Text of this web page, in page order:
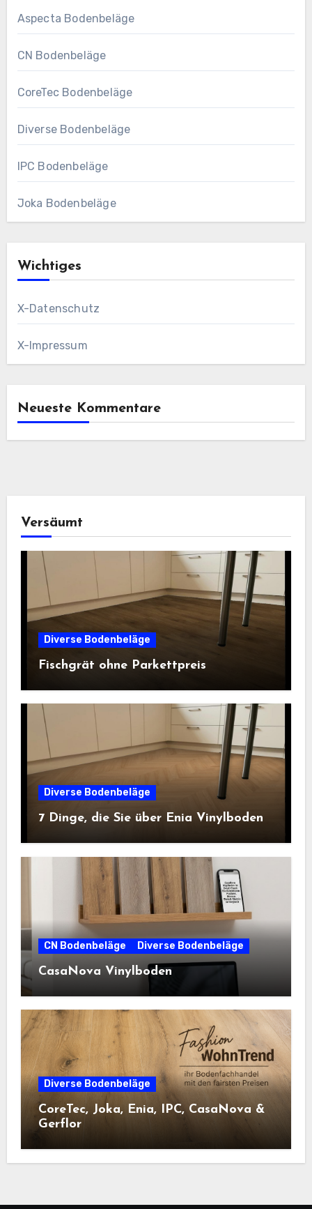
Aspecta Bodenbeläge
CN Bodenbeläge
CoreTec Bodenbeläge
Diverse Bodenbeläge
IPC Bodenbeläge
Joka Bodenbeläge
Wichtiges
X-Datenschutz
X-Impressum
Neueste Kommentare
Versäumt
Diverse Bodenbeläge
Fischgrät ohne Parkettpreis
Diverse Bodenbeläge
7 Dinge, die Sie über Enia Vinylboden
CN Bodenbeläge Diverse Bodenbeläge
CasaNova Vinylboden
Diverse Bodenbeläge
CoreTec, Joka, Enia, IPC, CasaNova &
Gerflor